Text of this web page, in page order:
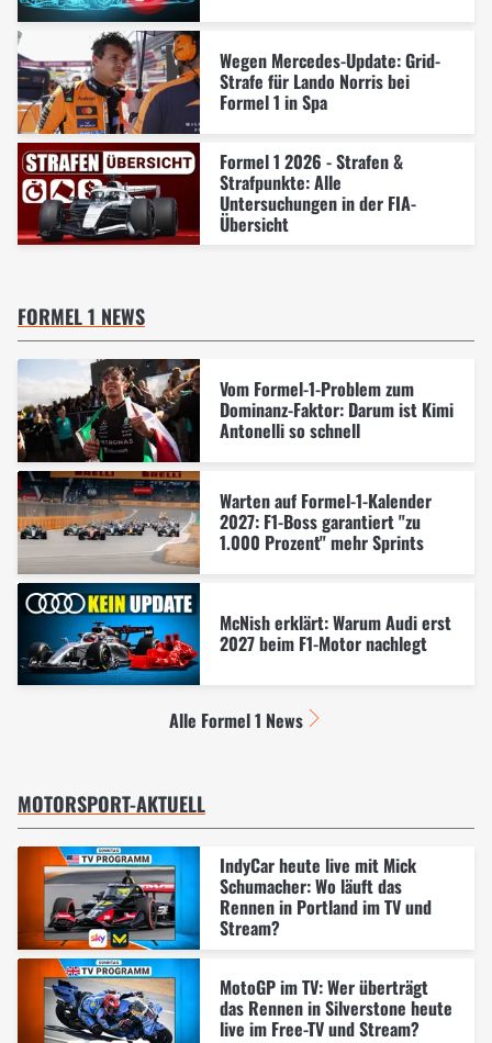
Wegen Mercedes-Update: Grid-
Strafe für Lando Norris bei
Formel 1 in Spa
Formel 1 2026 - Strafen &
Strafpunkte: Alle
Untersuchungen in der FIA-
Übersicht
FORMEL 1 NEWS
Vom Formel-1-Problem zum
Dominanz-Faktor: Darum ist Kimi
Antonelli so schnell
Warten auf Formel-1-Kalender
2027: F1-Boss garantiert "zu
1.000 Prozent" mehr Sprints
McNish erklärt: Warum Audi erst
2027 beim F1-Motor nachlegt
Alle Formel 1 News
MOTORSPORT-AKTUELL
IndyCar heute live mit Mick
Schumacher: Wo läuft das
Rennen in Portland im TV und
Stream?
MotoGP im TV: Wer überträgt
das Rennen in Silverstone heute
live im Free-TV und Stream?